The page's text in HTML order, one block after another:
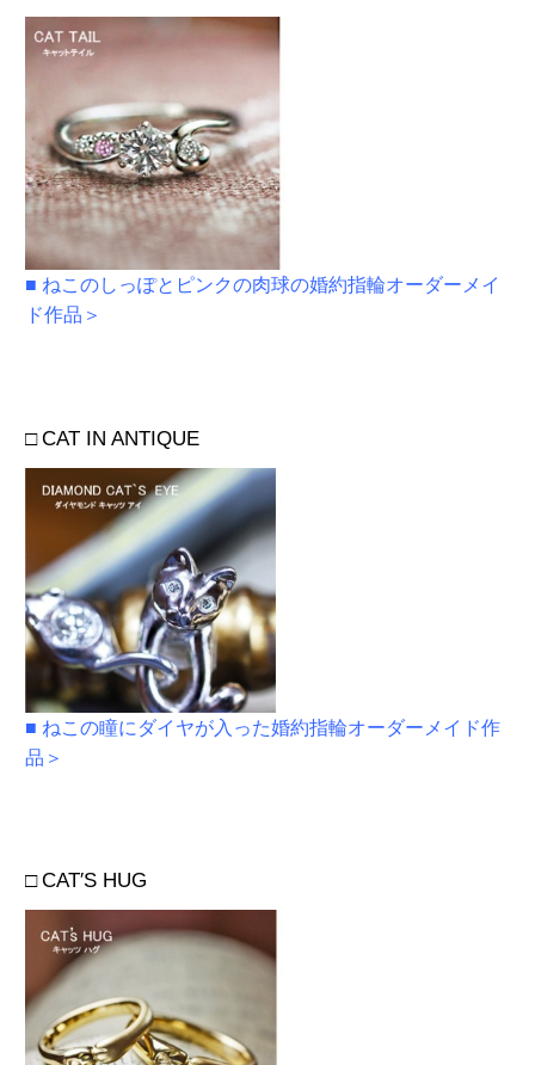
■ ねこのしっぽとピンクの肉球の婚約指輪オーダーメイ
ド作品＞
□ CAT IN ANTIQUE
■ ねこの瞳にダイヤが入った婚約指輪オーダーメイド作
品＞
□ CAT′S HUG